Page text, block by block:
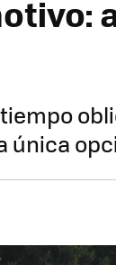
única